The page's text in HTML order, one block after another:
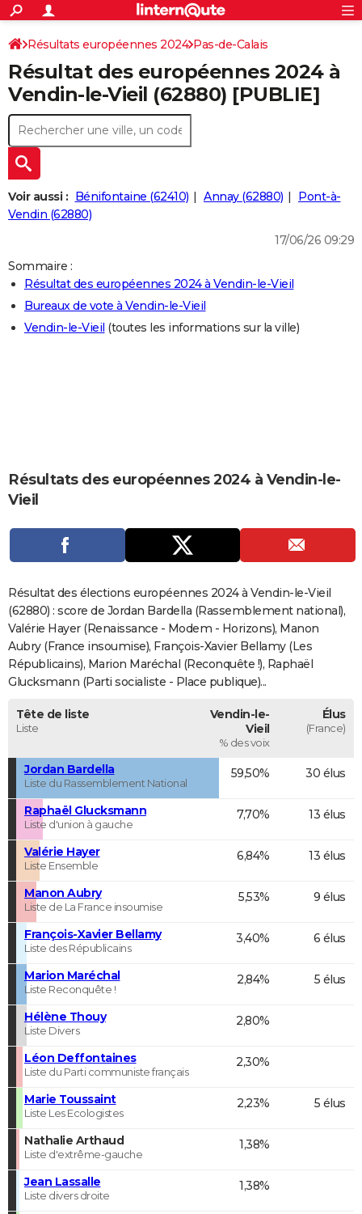
ACTUALITÉS
Politique
Société
Faits Divers
Education
Monde
Villes
+
SPORT
Coupe du monde 2026
Football
Tennis
Cyclisme
Rugby
Forum
CULTURE
Programme TV
TNT
Streaming
Cinéma
Sorties cinéma
Musique
+
FINANCE
Retraite
Impôts
Epargne
Immobilier
Risques naturels par ville
Banque
Assurance
Crédit
AUTO
Essais
Réserver un essai
Citadines
Berlines
SUV
Forum auto
+
HIGH-TECH
Mobiles
Meilleur smartphone
Internet
Ordinateurs
Jeux vidéo
Guide high-tech
+
BRICOLAGE
Guides de France
Escapades
Patrimoine
Expositions
Musées
Week-end nature
LIFESTYLE
Art de vivre
Bien-être
Loisirs
Mode
Modes de vie
CARTE DE VOEUX
Carte de Noël
Carte Bonne année
Carte Saint-Valentin
Carte Pâques
Carte d'anniversaire
Dictionnaire
Biographies
Expressions
Proverbes
PROGRAMME TV
S'inscrire
Se connecter
Lycées
Collèges
Primaires
Universités
Entreprises
Service militaire
Avis de recherche
AVIS DE DÉCÈS
FORUM
Bricolage
Lifestyle
Culture
SportAuto
Television
Voyage
Cinema
S'inscrire
Connexion
Résultats européennes 2024 Pas-de-Calais
Résultat des européennes 2024 à
Vendin-le-Vieil (62880) [PUBLIE]
Voir aussi : Bénifontaine (62410) Annay (62880)
Pont-à-
Vendin (62880)
17/06/26 09:29
Sommaire :
Résultat des européennes 2024 à Vendin-le-Vieil
Bureaux de vote à Vendin-le-Vieil
Vendin-le-Vieil (toutes les informations sur la ville)
Résultats des européennes 2024 à Vendin-le-
Vieil
Résultat des élections européennes 2024 à Vendin-le-Vieil
(62880) : score de Jordan Bardella (Rassemblement national),
Valérie Hayer (Renaissance - Modem - Horizons), Manon
Aubry (France insoumise), François-Xavier Bellamy (Les
Républicains), Marion Maréchal (Reconquête !), Raphaël
Glucksmann (Parti socialiste - Place publique)...
Tête de liste
Liste
Vendin-le-
Vieil
% des voix
Élus
(France)
Jordan Bardella
Liste du Rassemblement National
59,50% 30 élus
Raphaël Glucksmann
Liste d'union à gauche
7,70% 13 élus
Valérie Hayer
Liste Ensemble
6,84% 13 élus
Manon Aubry
Liste de La France insoumise
5,53% 9 élus
François-Xavier Bellamy
Liste des Républicains
3,40% 6 élus
Marion Maréchal
Liste Reconquête !
2,84% 5 élus
Hélène Thouy
Liste Divers
2,80%
Léon Deffontaines
Liste du Parti communiste français
2,30%
Marie Toussaint
Liste Les Ecologistes
2,23% 5 élus
Nathalie Arthaud
Liste d'extrême-gauche
1,38%
Jean Lassalle
Liste divers droite
1,38%